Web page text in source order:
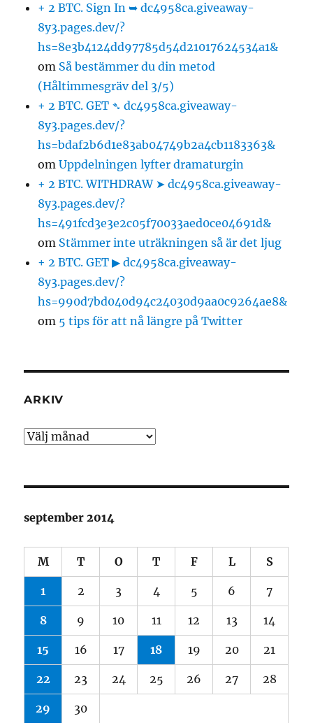
+ 2 BTC. Sign In ➥ dc4958ca.giveaway-
8y3.pages.dev/?
hs=8e3b4124dd97785d54d21017624534a1&
om Så bestämmer du din metod
(Håltimmesgräv del 3/5)
+ 2 BTC. GET ➴ dc4958ca.giveaway-
8y3.pages.dev/?
hs=bdaf2b6d1e83ab04749b2a4cb1183363&
omUppdelningen lyfter dramaturgin
+ 2 BTC. WITHDRAW ➤ dc4958ca.giveaway-
8y3.pages.dev/?
hs=491fcd3e3e2c05f70033aed0ce04691d&
om Stämmer inte uträkningen så är det ljug
+ 2 BTC. GET ▶ dc4958ca.giveaway-
8y3.pages.dev/?
hs=990d7bd040d94c24030d9aa0c9264ae8&
om 5 tips för att nå längre på Twitter
ARKIV
Arkiv
september 2014
M T O T F L S
1 2 3 4 5 6 7
8 9 10 11 12 13 14
15 16 17 18 19 20 21
22 23 24 25 26 27 28
29 30